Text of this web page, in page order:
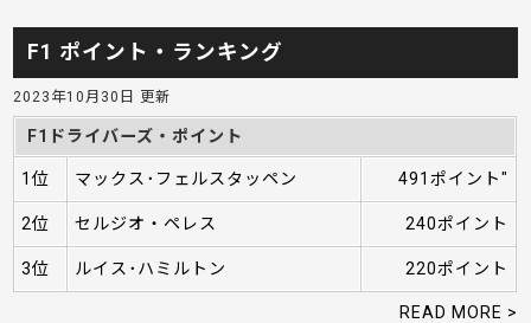
F1 ポイント・ランキング
2023年10月30日 更新
F1ドライバーズ・ポイント
1位 マックス･フェルスタッペン 491ポイント"
2位 セルジオ・ペレス 240ポイント
3位 ルイス･ハミルトン 220ポイント
READ MORE >